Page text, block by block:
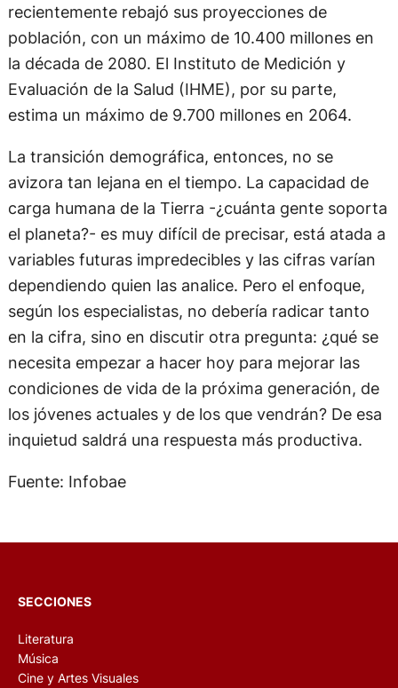
recientemente rebajó sus proyecciones de
población, con un máximo de 10.400 millones en
la década de 2080. El Instituto de Medición y
Evaluación de la Salud (IHME), por su parte,
estima un máximo de 9.700 millones en 2064.
La transición demográfica, entonces, no se
avizora tan lejana en el tiempo. La capacidad de
carga humana de la Tierra -¿cuánta gente soporta
el planeta?- es muy difícil de precisar, está atada a
variables futuras impredecibles y las cifras varían
dependiendo quien las analice. Pero el enfoque,
según los especialistas, no debería radicar tanto
en la cifra, sino en discutir otra pregunta: ¿qué se
necesita empezar a hacer hoy para mejorar las
condiciones de vida de la próxima generación, de
los jóvenes actuales y de los que vendrán? De esa
inquietud saldrá una respuesta más productiva.
Fuente: Infobae
SECCIONES
Literatura
Música
Cine y Artes Visuales